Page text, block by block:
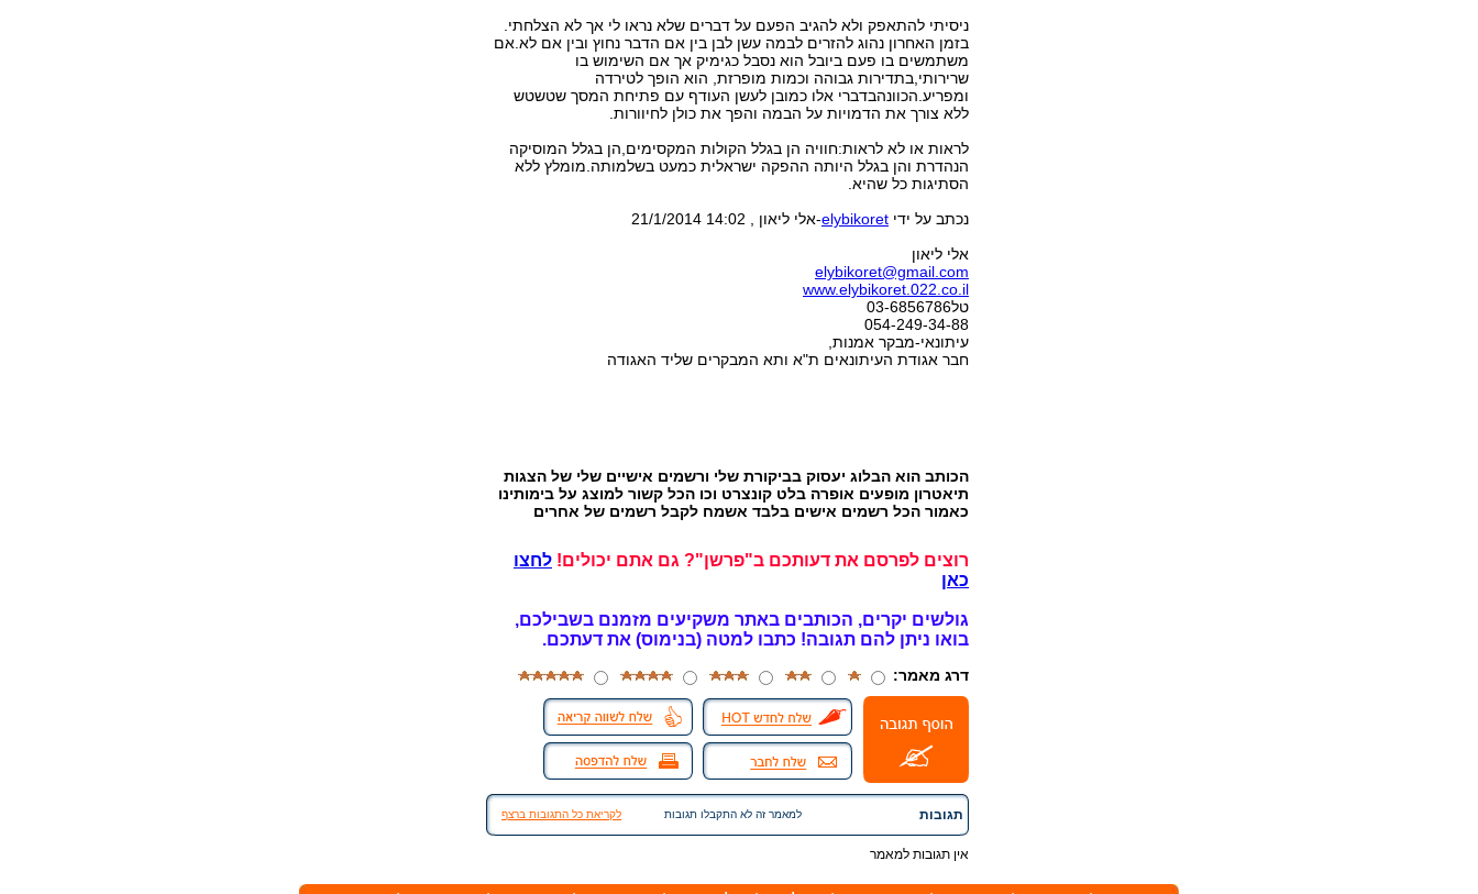
ניסיתי להתאפק ולא להגיב הפעם על דברים שלא נראו לי אך לא הצלחתי.
בזמן האחרון נהוג להזרים לבמה עשן לבן בין אם הדבר נחוץ ובין אם לא.אם
משתמשים בו פעם ביובל הוא נסבל כגימיק אך אם השימוש בו
שרירותי,בתדירות גבוהה וכמות מופרזת, הוא הופך לטירדה
ומפריע.הכוונהבדברי אלו כמובן לעשן העודף עם פתיחת המסך שטשטש
ללא צורך את הדמויות על הבמה והפך את כולן לחיוורות.
לראות או לא לראות:חוויה הן בגלל הקולות המקסימים,הן בגלל המוסיקה
הנהדרת והן בגלל היותה ההפקה ישראלית כמעט בשלמותה.מומלץ ללא
הסתיגות כל שהיא.
נכתב על ידי elybikoret-אלי ליאון , 21/1/2014 14:02
אלי ליאון
elybikoret@gmail.com
www.elybikoret.022.co.il
טל03-6856786
054-249-34-88
עיתונאי-מבקר אמנות,
חבר אגודת העיתונאים ת"א ותא המבקרים שליד האגודה
הכותב הוא הבלוג יעסוק בביקורת שלי ורשמים אישיים שלי של הצגות
תיאטרון מופעים אופרה בלט קונצרט וכו הכל קשור למוצג על בימותינו
כאמור הכל רשמים אישים בלבד אשמח לקבל רשמים של אחרים
רוצים לפרסם את דעותכם ב"פרשן"? גם אתם יכולים! לחצו
כאן
גולשים יקרים, הכותבים באתר משקיעים מזמנם בשבילכם,
בואו ניתן להם תגובה! כתבו למטה (בנימוס) את דעתכם.
דרג מאמר:
תגובות למאמר זה לא התקבלו תגובות לקריאת כל התגובות ברצף
אין תגובות למאמר